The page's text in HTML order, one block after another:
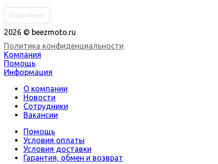
Подробнее
2026 © beezmoto.ru
Политика конфиденциальности
Компания
Помощь
Информация
О компании
Новости
Сотрудники
Вакансии
Помощь
Условия оплаты
Условия доставки
Гарантия, обмен и возврат